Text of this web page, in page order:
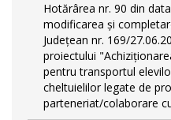
Hotărârea nr. 90 din
modificarea și
Județean nr. 169/
proiectului
pentru transportul
cheltuielilor legate de
parteneriat/colaborare